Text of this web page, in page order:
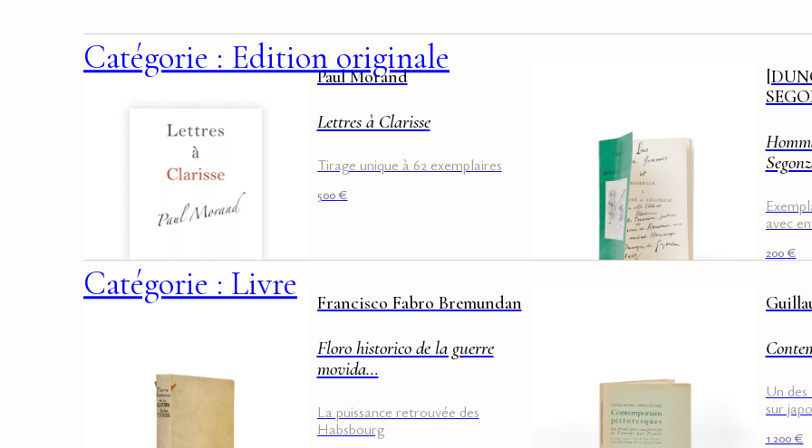
Catégorie : Edition originale
Paul Morand
Lettres à Clarisse
Tirage unique à 62 exemplaires
500€
avec
200€
Catégorie : Livre Francisco Fabro Bremundan
Floro historico de la guerre
movida…
La puissance retrouvée des
Habsbourg
Un
sur
1 200€